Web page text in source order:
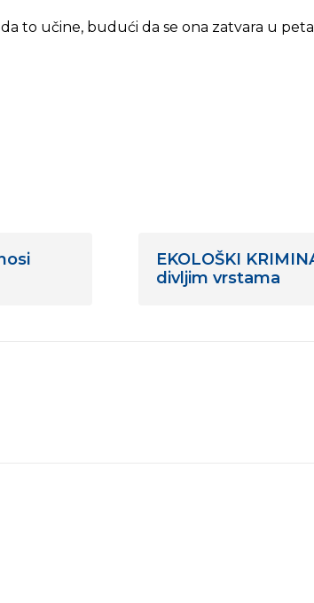
to učine, budući da se ona zatvara u
EKOLOŠKI
divljim vrstama